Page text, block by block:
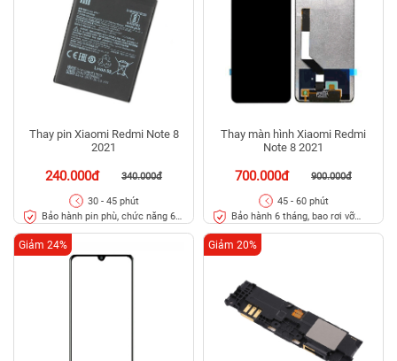
Thay pin Xiaomi Redmi Note 8
2021
240.000đ 340.000đ
30 - 45 phút
Bảo hành pin phù, chức năng 6
Thay màn hình Xiaomi Redmi
Note 8 2021
700.000đ 900.000đ
45 - 60 phút
Bảo hành 6 tháng, bao rơi vỡ
Giảm 24% Giảm 20%